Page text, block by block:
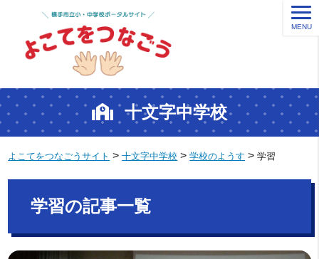
十文字中学校
MENU
よこてをつなごうサイト >十文字中学校 >学校のようす >学習
学習の記事一覧